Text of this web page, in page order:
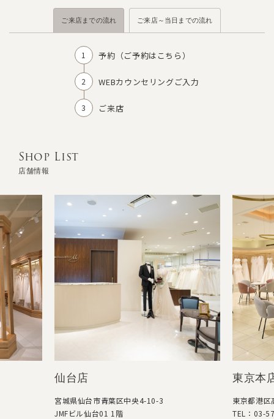
ご来店までの流れ ご来店～当日までの流れ
予約（ご予約はこちら）
WEBカウンセリングご入力
ご来店
Shop List
店舗情報
県仙台市青葉区中央4-10-3
ビル仙台01 1階
東京本店（高輪）
東京都港区高輪3-7-6
TEL：03-5798-2611